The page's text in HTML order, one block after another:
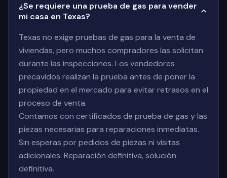
¿Se requiere una prueba de gas para vender
mi casa en Texas?
Texas no exige pruebas de gas para la venta de
viviendas, pero muchos compradores las solicitan
durante las inspecciones. Los vendedores
precavidos realizan la prueba antes de poner la
propiedad en el mercado para evitar retrasos en el
proceso de venta.
Contamos con certificados de prueba de gas y las
piezas necesarias para reparaciones inmediatas.
Sin esperas por pedidos de piezas ni visitas
adicionales. Reparación definitiva, solución
definitiva.